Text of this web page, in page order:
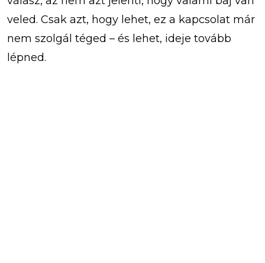
veled. Csak azt, hogy lehet, ez a kapcsolat már
nem szolgál téged – és lehet, ideje tovább
lépned.